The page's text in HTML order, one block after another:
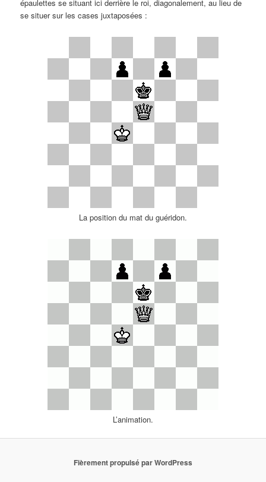
épaulettes se situant ici derrière le roi, diagonalement, au lieu de
se situer sur les cases juxtaposées :
La position du mat du guéridon.
L’animation.
Fièrement propulsé par WordPress